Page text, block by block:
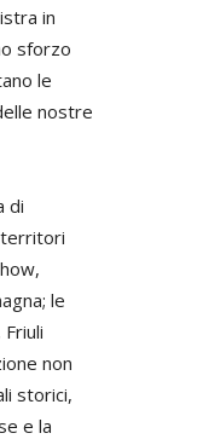
in
sforzo
le
nostre
di
le
non
storici,
e la